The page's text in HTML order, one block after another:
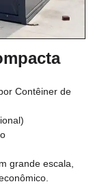
Contêiner de
grande escala,